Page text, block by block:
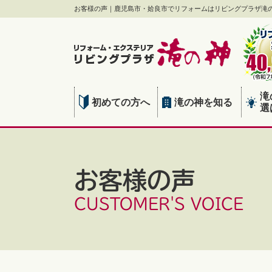
お客様の声｜鹿児島市・姶良市でリフォームはリビングプラザ滝
初めての方へ 滝の神を知る
滝
選
お客様の声
CUSTOMER'S VOICE